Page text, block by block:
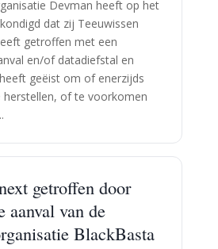
Devman heeft op het
dat zij Teeuwissen
getroffen met een
en/of datadiefstal en
geëist om of enerzijds
herstellen, of te voorkomen
getroffen door
aanval van de
BlackBasta